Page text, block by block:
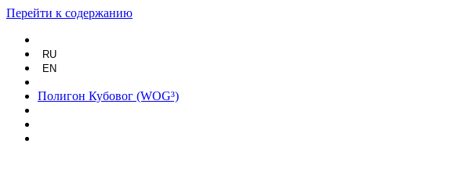
Перейти к содержанию
RU
EN
Полигон Кубовог (WOG³)